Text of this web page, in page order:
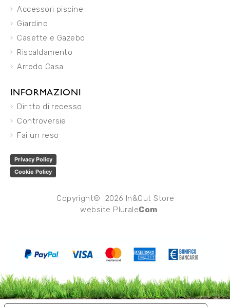
Accessori piscine
Giardino
Casette e Gazebo
Riscaldamento
Arredo Casa
INFORMAZIONI
Diritto di recesso
Controversie
Fai un reso
Privacy Policy
Cookie Policy
Copyright© 2026 In&Out Store
website PluraleCom